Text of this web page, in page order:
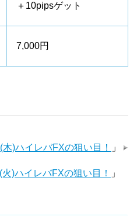
＋10pipsゲット
7,000円
)ハイレバFXの狙い目！ 」
)ハイレバFXの狙い目！ 」